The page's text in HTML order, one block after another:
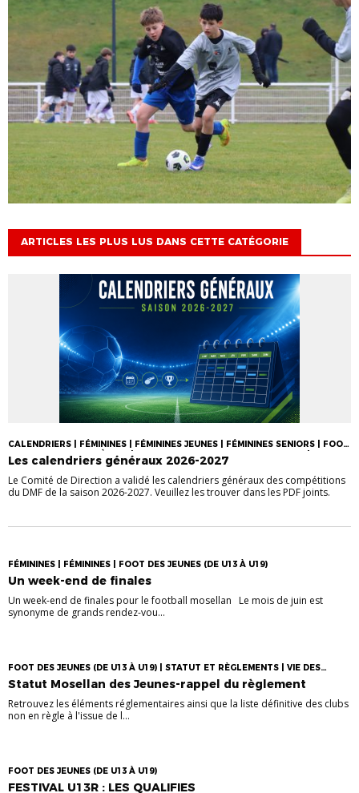
ARTICLES LES PLUS LUS DANS CETTE CATÉGORIE
CALENDRIERS | FÉMININES | FÉMININES JEUNES | FÉMININES SENIORS | FOOT
DES JEUNES (DE U13 À U19) | GROUPES, CALENDRIERS ET TIRAGES |
SENIORS
Les calendriers généraux 2026-2027
Le Comité de Direction a validé les calendriers généraux des compétitions
du DMF de la saison 2026-2027. Veuillez les trouver dans les PDF joints.
FÉMININES | FÉMININES | FOOT DES JEUNES (DE U13 À U19)
Un week-end de finales
Un week-end de finales pour le football mosellan Le mois de juin est
synonyme de grands rendez-vou...
FOOT DES JEUNES (DE U13 À U19) | STATUT ET RÈGLEMENTS | VIE DES
CLUBS
Statut Mosellan des Jeunes-rappel du règlement
Retrouvez les éléments réglementaires ainsi que la liste définitive des clubs
non en règle à l'issue de l...
FOOT DES JEUNES (DE U13 À U19)
FESTIVAL U13R : LES QUALIFIES